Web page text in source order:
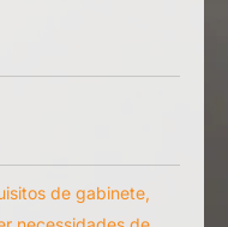
de gabinete,